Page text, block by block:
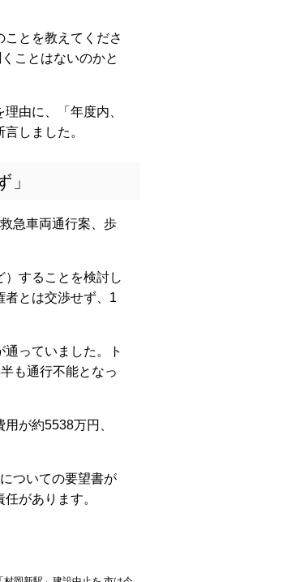
ことを教えてくださ
ことはないのかと
由に、「年度内、
しました。
」
急車両通行案、歩
することを検討し
者とは交渉せず、1
っていました。ト
も通行不能となっ
が約5538万円、
ついての要望書が
があります。